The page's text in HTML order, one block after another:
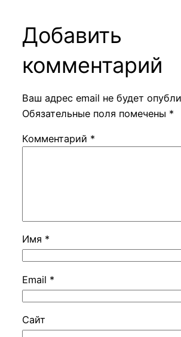
Добавить
комментарий
Ваш адрес email не будет
Обязательные поля помечены *
Комментарий *
Имя *
Email *
Сайт